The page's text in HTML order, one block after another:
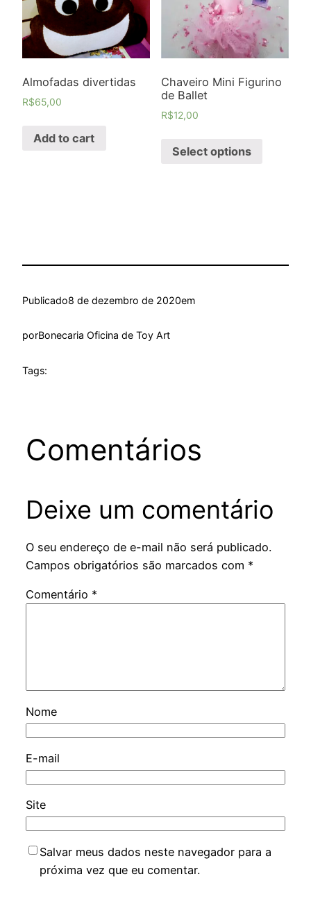
Almofadas divertidas
R$65,00
Add to cart
Chaveiro Mini Figurino
de Ballet
R$12,00
Select options
Publicado8 de dezembro de 2020em
porBonecaria Oficina de Toy Art
Tags:
Comentários
Deixe um comentário
O seu endereço de e-mail não será publicado.
Campos obrigatórios são marcados com *
Comentário *
Nome
E-mail
Site
Salvar meus dados neste navegador para a
próxima vez que eu comentar.